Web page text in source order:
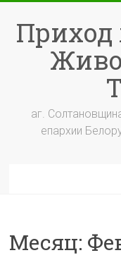
содержимому
Приход
аг.
епархии
Месяц: